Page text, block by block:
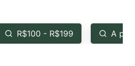
the
question
R$100 - R$199 A